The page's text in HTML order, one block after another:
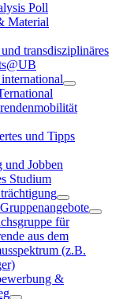
Poll
Material
transdisziplinäres
und Tipps
und Jobben
Studium
für
aus dem
(z.B.
&